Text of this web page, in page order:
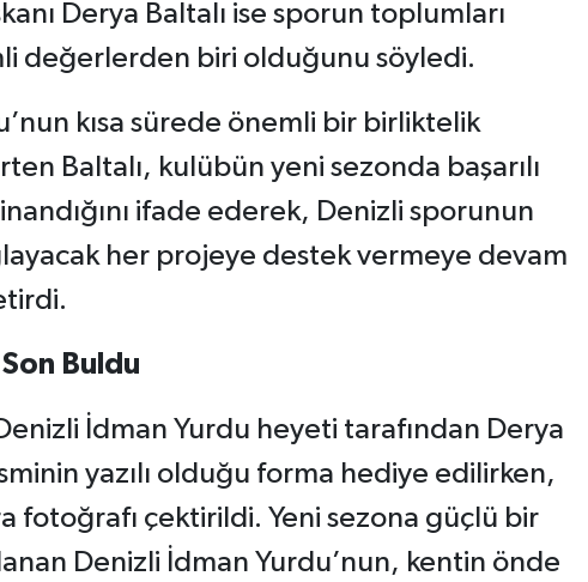
Derya Baltalı ise sporun toplumları
değerlerden biri olduğunu söyledi.
kısa sürede önemli bir birliktelik
Baltalı, kulübün yeni sezonda başarılı
ifade ederek, Denizli sporunun
her projeye destek vermeye devam
Buldu
İdman Yurdu heyeti tarafından Derya
yazılı olduğu forma hediye edilirken,
fotoğrafı çektirildi. Yeni sezona güçlü bir
Denizli İdman Yurdu’nun, kentin önde